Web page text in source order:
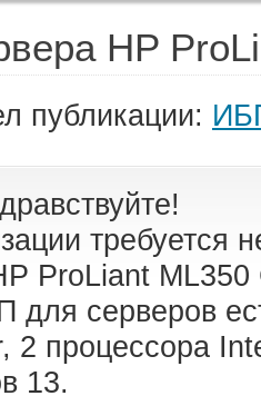
HP
публикации:
требуется
ProLiant
для серверов
2 процессора
13.